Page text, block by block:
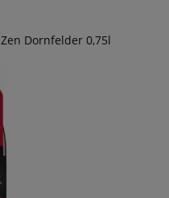
Dornfelder 0,75l